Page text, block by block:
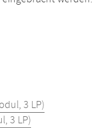
3 LP)
3 LP)